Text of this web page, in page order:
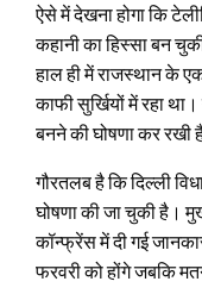
ऐसे में देखना होगा कि
कहानी का हिस्सा बन
हाल ही में राजस्थान के
काफी सुर्खियों में रहा
बनने की घोषणा कर रखी
गौरतलब है कि दिल्ली
घोषणा की जा चुकी है।
कॉन्फ्रेंस में दी गई
फरवरी को होंगे जबकि